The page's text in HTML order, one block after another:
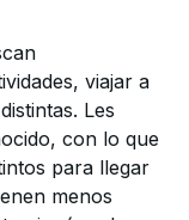
viajar a
Les
con lo que
para llegar
menos